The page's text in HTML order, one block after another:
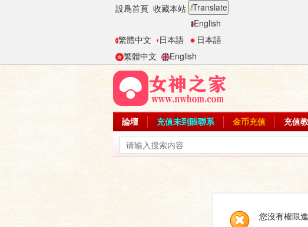
設爲首頁 收藏本站 Translate
English
繁體中文
日本語
日本語
繁體中文
English
論壇 充值未到賬聯系 金币充值 充值
您沒有權限